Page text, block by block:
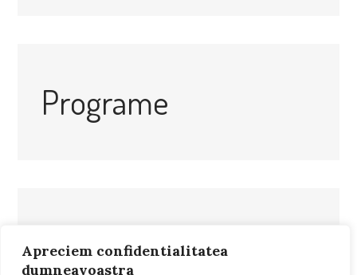
Apreciem confidentialitatea
dumneavoastra
Programe